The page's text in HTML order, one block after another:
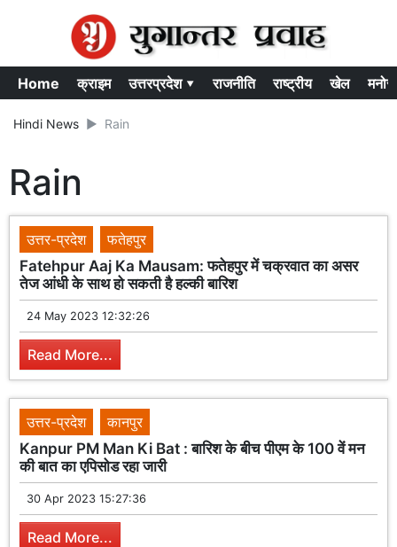
Home क्राइम उत्तरप्रदेश ▾ राजनीति राष्ट्रीय खेल
Hindi News Rain
Rain
उत्तर-प्रदेश
फतेहपुर
Fatehpur Aaj Ka Mausam: फतेहपुर में चक्रवात का असर
तेज आंधी के साथ हो सकती है हल्की बारिश
24 May 2023 12:32:26
Read More...
उत्तर-प्रदेश
कानपुर
Kanpur PM Man Ki Bat : बारिश के बीच पीएम के 100 वें मन
की बात का एपिसोड रहा जारी
30 Apr 2023 15:27:36
Read More...